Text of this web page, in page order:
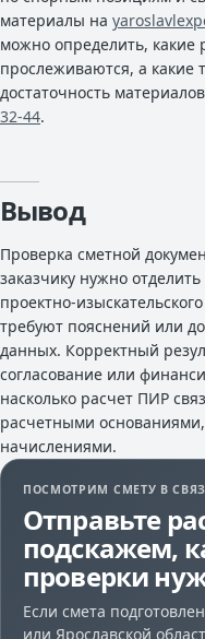
материалы на
можно определить, какие
прослеживаются, а какие
достаточность
32-44.
Вывод
Проверка сметной
заказчику нужно
проектно-
требуют пояснений или
данных. Корректный
согласование или
насколько расчет ПИР
расчетными
начислениями.
ПОСМОТРИМ СМЕТУ В
Отправьте
подскажем,
проверки
Если смета
или Ярославской